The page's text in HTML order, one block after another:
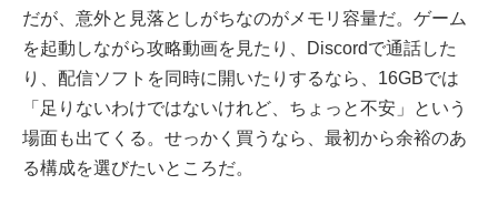
だが、意外と見落としがちなのがメモリ容量だ。ゲーム
を起動しながら攻略動画を見たり、Discordで通話した
り、配信ソフトを同時に開いたりするなら、16GBでは
「足りないわけではないけれど、ちょっと不安」という
場面も出てくる。せっかく買うなら、最初から余裕のあ
る構成を選びたいところだ。